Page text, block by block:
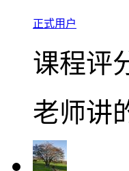
正式用户
课程评
老师讲